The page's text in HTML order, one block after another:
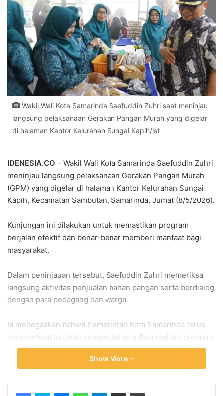
Wakil Wali Kota Samarinda Saefuddin Zuhri saat meninjau
langsung pelaksanaan Gerakan Pangan Murah yang digelar
di halaman Kantor Kelurahan Sungai Kapih/ist
IDENESIA.CO – Wakil Wali Kota Samarinda Saefuddin Zuhri
meninjau langsung pelaksanaan Gerakan Pangan Murah
(GPM) yang digelar di halaman Kantor Kelurahan Sungai
Kapih, Kecamatan Sambutan, Samarinda, Jumat (8/5/2026).
Kunjungan ini dilakukan untuk memastikan program
berjalan efektif dan benar-benar memberi manfaat bagi
masyarakat.
Dalam peninjauan tersebut, Saefuddin Zuhri memeriksa
langsung aktivitas penjualan bahan pangan serta berdialog
dengan para pedagang dan warga.
Ia menegaskan bahwa Pemerintah Kota Samarinda terus
memperkuat langkah pengendalian inflasi melalui program
pangan murah yang menyentuh masyarakat secara
Saefuddin mengatakan pemerintah berkomitmen menjaga
Show More